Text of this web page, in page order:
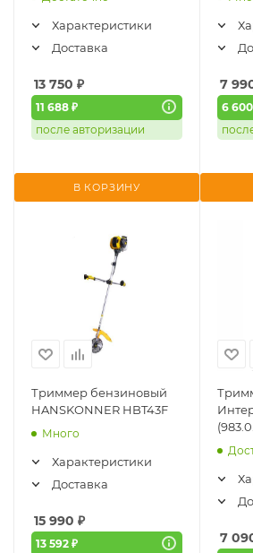
Характеристики
Доставка
13 750 ₽
11 688 ₽
после авторизации
В КОРЗИНУ
7
6
Триммер бензиновый
HANSKONNER HBT43F
Много
Характеристики
Доставка
15 990 ₽
13 592 ₽
7